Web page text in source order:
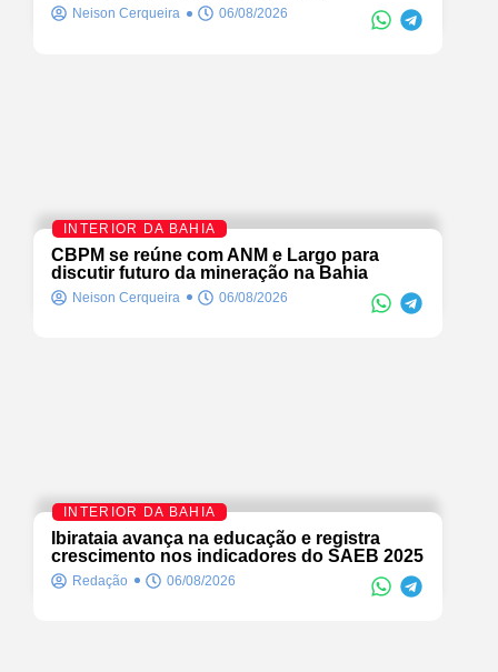
Neison Cerqueira 06/08/2026
INTERIOR DA BAHIA
CBPM se reúne com ANM e Largo para
discutir futuro da mineração na Bahia
Neison Cerqueira 06/08/2026
INTERIOR DA BAHIA
Ibirataia avança na educação e registra
crescimento nos indicadores do SAEB 2025
Redação 06/08/2026